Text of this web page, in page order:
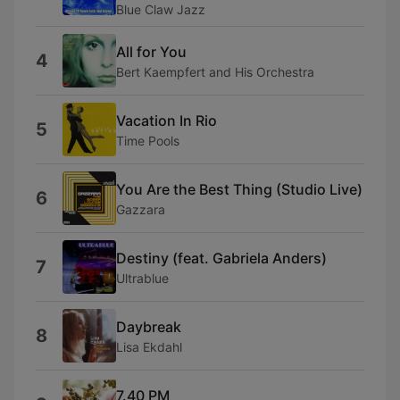
Blue Claw Jazz
4 All for You
Bert Kaempfert and His Orchestra
5 Vacation In Rio
Time Pools
6 You Are the Best Thing (Studio Live)
Gazzara
7 Destiny (feat. Gabriela Anders)
Ultrablue
8 Daybreak
Lisa Ekdahl
7.40 PM